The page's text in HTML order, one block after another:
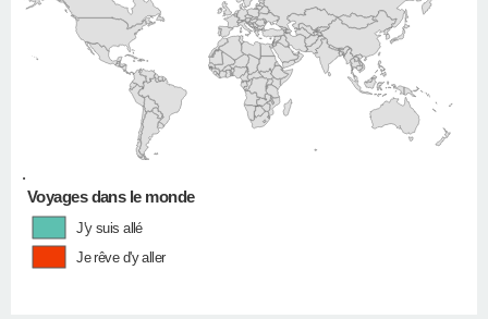
•
Voyages dans le monde
J'y suis allé
Je rêve d'y aller